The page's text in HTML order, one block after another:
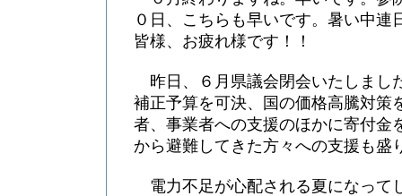
０日、こちらも早いです。暑い中連
皆様、お疲れ様です！！
昨日、６月県議会閉会いたしまし
補正予算を可決、国の価格高騰対策
者、事業者への支援のほかに寄付金
から避難してきた方々への支援も盛
電力不足が心配される夏になって